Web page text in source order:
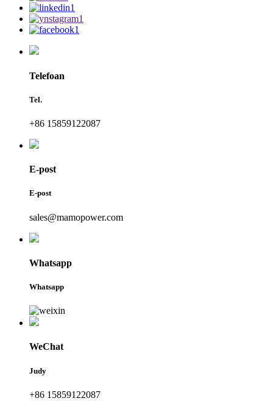
Telefoan
Tel.
+86 15859122087
E-post
E-post
sales@mamopower.com
Whatsapp
Whatsapp
WeChat
Judy
+86 15859122087